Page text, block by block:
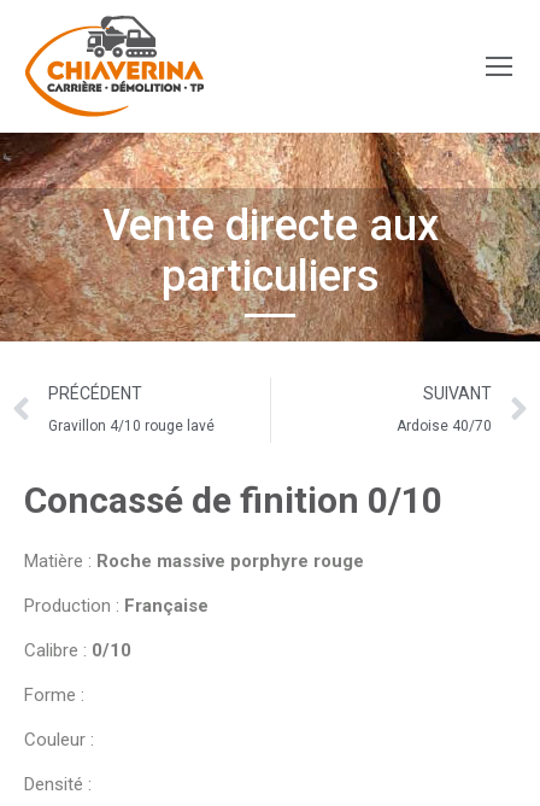
Vente directe aux
particuliers
PRÉCÉDENT
Gravillon 4/10 rouge lavé
SUIVANT
Ardoise 40/70
Concassé de finition 0/10
Matière : Roche massive porphyre rouge
Production : Française
Calibre : 0/10
Forme :
Couleur :
Densité :